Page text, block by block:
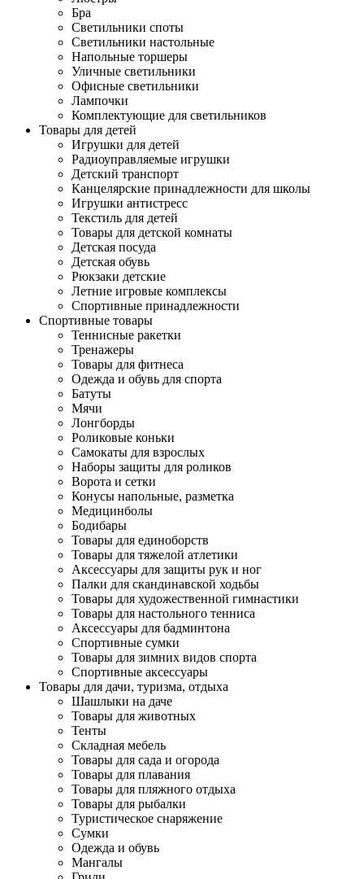
Бра
Светильники споты
Светильники настольные
Напольные торшеры
Уличные светильники
Офисные светильники
Лампочки
Комплектующие для светильников
Товары для детей
Игрушки для детей
Радиоуправляемые игрушки
Детский транспорт
Канцелярские принадлежности для школы
Игрушки антистресс
Текстиль для детей
Товары для детской комнаты
Детская посуда
Детская обувь
Рюкзаки детские
Летние игровые комплексы
Спортивные принадлежности
Спортивные товары
Теннисные ракетки
Тренажеры
Товары для фитнеса
Одежда и обувь для спорта
Батуты
Мячи
Лонгборды
Роликовые коньки
Самокаты для взрослых
Наборы защиты для роликов
Ворота и сетки
Конусы напольные, разметка
Медицинболы
Бодибары
Товары для единоборств
Товары для тяжелой атлетики
Аксессуары для защиты рук и ног
Палки для скандинавской ходьбы
Товары для художественной гимнастики
Товары для настольного тенниса
Аксессуары для бадминтона
Спортивные сумки
Товары для зимних видов спорта
Спортивные аксессуары
Товары для дачи, туризма, отдыха
Шашлыки на даче
Товары для животных
Тенты
Складная мебель
Товары для сада и огорода
Товары для плавания
Товары для пляжного отдыха
Товары для рыбалки
Туристическое снаряжение
Сумки
Одежда и обувь
Мангалы